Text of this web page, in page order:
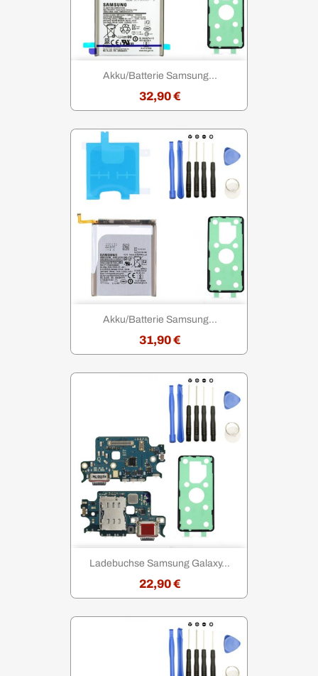
Akku/Batterie Samsung...
32,90 €
Akku/Batterie Samsung...
31,90 €
Ladebuchse Samsung Galaxy...
22,90 €